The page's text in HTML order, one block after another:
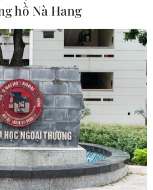
(TTXVN/Vietnam+)
hồ Nà Hang